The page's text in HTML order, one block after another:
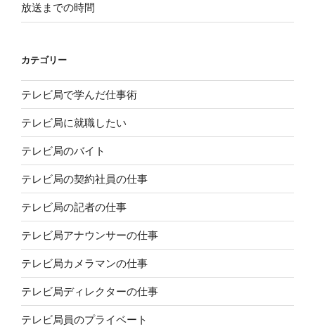
放送までの時間
カテゴリー
テレビ局で学んだ仕事術
テレビ局に就職したい
テレビ局のバイト
テレビ局の契約社員の仕事
テレビ局の記者の仕事
テレビ局アナウンサーの仕事
テレビ局カメラマンの仕事
テレビ局ディレクターの仕事
テレビ局員のプライベート